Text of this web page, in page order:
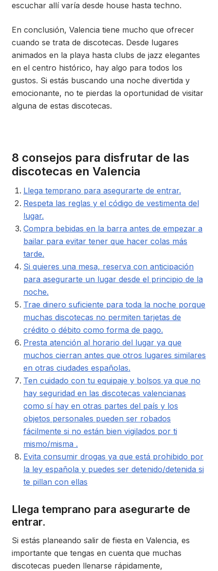
escuchar allí varía desde house hasta techno.
En conclusión, Valencia tiene mucho que ofrecer
cuando se trata de discotecas. Desde lugares
animados en la playa hasta clubs de jazz elegantes
en el centro histórico, hay algo para todos los
gustos. Si estás buscando una noche divertida y
emocionante, no te pierdas la oportunidad de visitar
alguna de estas discotecas.
8 consejos para disfrutar de las
discotecas en Valencia
Llega temprano para asegurarte de entrar.
Respeta las reglas y el código de vestimenta del
lugar.
Compra bebidas en la barra antes de empezar a
bailar para evitar tener que hacer colas más
tarde.
Si quieres una mesa, reserva con anticipación
para asegurarte un lugar desde el principio de la
noche.
Trae dinero suficiente para toda la noche porque
muchas discotecas no permiten tarjetas de
crédito o débito como forma de pago.
Presta atención al horario del lugar ya que
muchos cierran antes que otros lugares similares
en otras ciudades españolas.
Ten cuidado con tu equipaje y bolsos ya que no
hay seguridad en las discotecas valencianas
como sí hay en otras partes del país y los
objetos personales pueden ser robados
fácilmente si no están bien vigilados por ti
mismo/misma .
Evita consumir drogas ya que está prohibido por
la ley española y puedes ser detenido/detenida si
te pillan con ellas
Llega temprano para asegurarte de
entrar.
Si estás planeando salir de fiesta en Valencia, es
importante que tengas en cuenta que muchas
discotecas pueden llenarse rápidamente,